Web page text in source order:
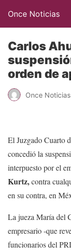
Once Noticias
Carlos
orden de
Once Noticias
El Juzgado Cuarto
concedió la
interpuesto por el
Kurtz,contra
en su contra, en
La jueza María del
empresario -que
funcionarios del